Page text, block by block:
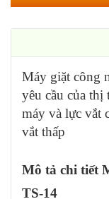
Máy giặt công
yêu cầu của thị
máy và lực vắt
vắt thấp
Mô tả chi tiết
TS-14